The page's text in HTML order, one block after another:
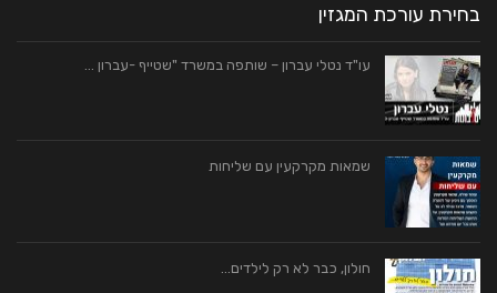
בחירת עורכת המגזין
עו"ד נטלי עברון – שותפה במשרד "שטייף -עברון …
שמאות מקרקעין עם שליחות
חולון, כבר לא רק לילדים…